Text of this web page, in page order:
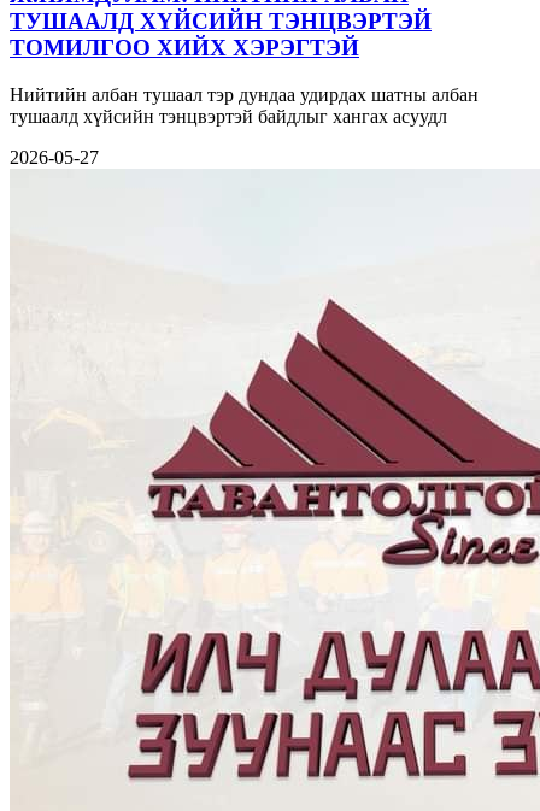
ТУШААЛД ХҮЙСИЙН ТЭНЦВЭРТЭЙ
ТОМИЛГОО ХИЙХ ХЭРЭГТЭЙ
Нийтийн албан тушаал тэр дундаа удирдах шатны албан
тушаалд хүйсийн тэнцвэртэй байдлыг хангах асуудл
2026-05-27